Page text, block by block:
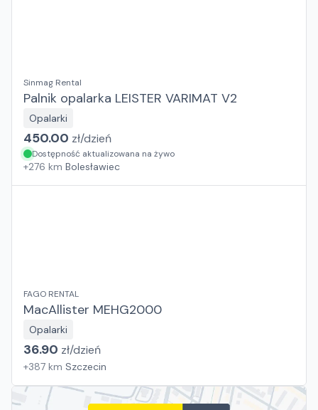
Sinmag Rental
Palnik opalarka LEISTER VARIMAT V2
Opalarki
450.00 zł/dzień
Dostępność aktualizowana na żywo
+276 km Bolesławiec
FAGO RENTAL
MacAllister MEHG2000
Opalarki
36.90 zł/dzień
+387 km Szczecin